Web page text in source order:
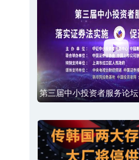
第三届中小投资者服务论坛